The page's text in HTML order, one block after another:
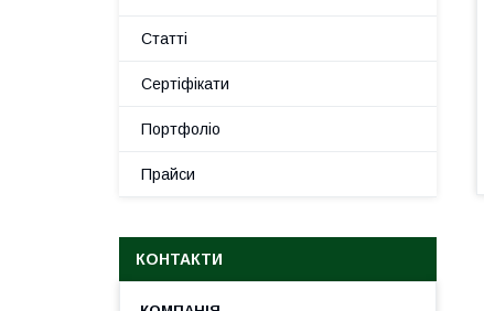
Статті
Сертіфікати
Портфоліо
Прайси
КОНТАКТИ